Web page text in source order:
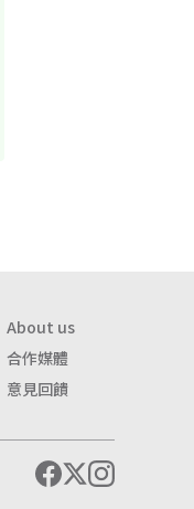
About us
合作媒體
意見回饋